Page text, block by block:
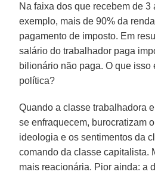
Na faixa dos que recebem de 3
exemplo, mais de 90% da
pagamento de imposto. Em
salário do trabalhador paga
bilionário não paga. O que isso
política?
Quando a classe trabalhadora
se enfraquecem, burocratizam
ideologia e os sentimentos da
comando da classe capitalista.
mais reacionária. Pior ainda: a